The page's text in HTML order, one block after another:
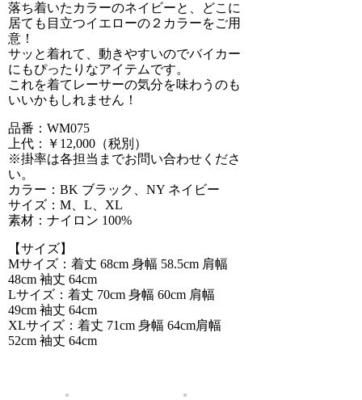
落ち着いたカラーのネイビーと、どこに
居ても目立つイエローの２カラーをご用
意！
サッと着れて、動きやすいのでバイカー
にもぴったりなアイテムです。
これを着てレーサーの気分を味わうのも
いいかもしれません！
品番：WM075
上代：￥12,000（税別）
※掛率は各担当までお問い合わせくださ
い。
カラー：BK ブラック、NY ネイビー
サイズ：M、L、XL
素材：ナイロン 100%
【サイズ】
Mサイズ：着丈 68cm 身幅 58.5cm 肩幅
48cm 袖丈 64cm
Lサイズ：着丈 70cm 身幅 60cm 肩幅
49cm 袖丈 64cm
XLサイズ：着丈 71cm 身幅 64cm肩幅
52cm 袖丈 64cm